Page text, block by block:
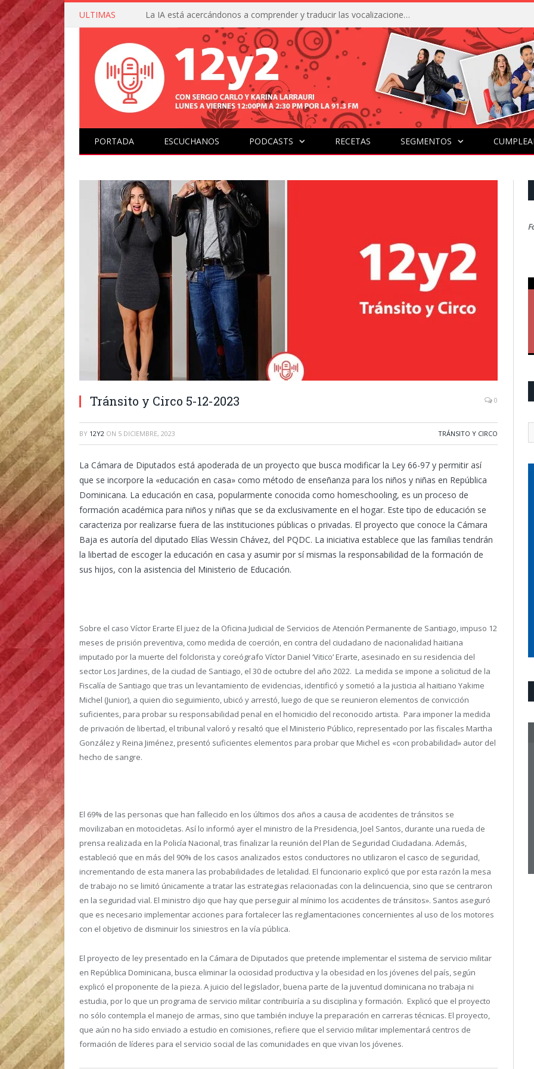
ULTIMAS La IA está acercándonos a comprender y traducir las vocalizaciones y comportamientos de nuestras mascotas
PORTADA ESCUCHANOS PODCASTS RECETAS SEGMENTOS
Tránsito y Circo 5-12-2023 0
BY 12Y2 ON 5 DICIEMBRE, 2023 TRÁNSITO Y CIRCO
La Cámara de Diputados está apoderada de un proyecto que busca modificar la Ley 66-97 y permitir así
que se incorpore la «educación en casa» como método de enseñanza para los niños y niñas en República
Dominicana. La educación en casa, popularmente conocida como homeschooling, es un proceso de
formación académica para niños y niñas que se da exclusivamente en el hogar. Este tipo de educación se
caracteriza por realizarse fuera de las instituciones públicas o privadas. El proyecto que conoce la Cámara
Baja es autoría del diputado Elías Wessin Chávez, del PQDC. La iniciativa establece que las familias tendrán
la libertad de escoger la educación en casa y asumir por sí mismas la responsabilidad de la formación de
sus hijos, con la asistencia del Ministerio de Educación.
Sobre el caso Víctor Erarte El juez de la Oficina Judicial de Servicios de Atención Permanente de Santiago, impuso 12
meses de prisión preventiva, como medida de coerción, en contra del ciudadano de nacionalidad haitiana
imputado por la muerte del folclorista y coreógrafo Víctor Daniel ‘Vitico’ Erarte, asesinado en su residencia del
sector Los Jardines, de la ciudad de Santiago, el 30 de octubre del año 2022. La medida se impone a solicitud de la
Fiscalía de Santiago que tras un levantamiento de evidencias, identificó y sometió a la justicia al haitiano Yakime
Michel (Junior), a quien dio seguimiento, ubicó y arrestó, luego de que se reunieron elementos de convicción
suficientes, para probar su responsabilidad penal en el homicidio del reconocido artista. Para imponer la medida
de privación de libertad, el tribunal valoró y resaltó que el Ministerio Público, representado por las fiscales Martha
González y Reina Jiménez, presentó suficientes elementos para probar que Michel es «con probabilidad» autor del
hecho de sangre.
El 69% de las personas que han fallecido en los últimos dos años a causa de accidentes de tránsitos se
movilizaban en motocicletas. Así lo informó ayer el ministro de la Presidencia, Joel Santos, durante una rueda de
prensa realizada en la Policía Nacional, tras finalizar la reunión del Plan de Seguridad Ciudadana. Además,
estableció que en más del 90% de los casos analizados estos conductores no utilizaron el casco de seguridad,
incrementando de esta manera las probabilidades de letalidad. El funcionario explicó que por esta razón la mesa
de trabajo no se limitó únicamente a tratar las estrategias relacionadas con la delincuencia, sino que se centraron
en la seguridad vial. El ministro dijo que hay que perseguir al mínimo los accidentes de tránsitos». Santos aseguró
que es necesario implementar acciones para fortalecer las reglamentaciones concernientes al uso de los motores
con el objetivo de disminuir los siniestros en la vía pública.
El proyecto de ley presentado en la Cámara de Diputados que pretende implementar el sistema de servicio militar
en República Dominicana, busca eliminar la ociosidad productiva y la obesidad en los jóvenes del país, según
explicó el proponente de la pieza. A juicio del legislador, buena parte de la juventud dominicana no trabaja ni
estudia, por lo que un programa de servicio militar contribuiría a su disciplina y formación. Explicó que el proyecto
no sólo contempla el manejo de armas, sino que también incluye la preparación en carreras técnicas. El proyecto,
que aún no ha sido enviado a estudio en comisiones, refiere que el servicio militar implementará centros de
formación de líderes para el servicio social de las comunidades en que vivan los jóvenes.